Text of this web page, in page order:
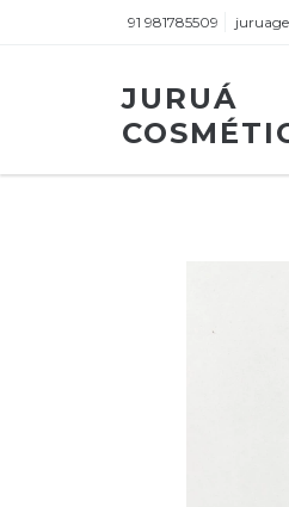
91 981785509
JURUÁ